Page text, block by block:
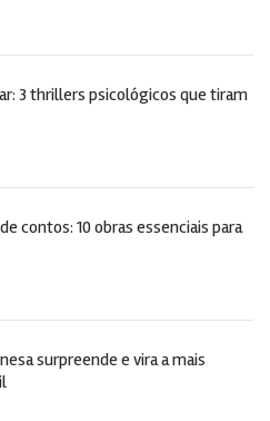
3 thrillers psicológicos que tiram
contos: 10 obras essenciais para
surpreende e vira a mais